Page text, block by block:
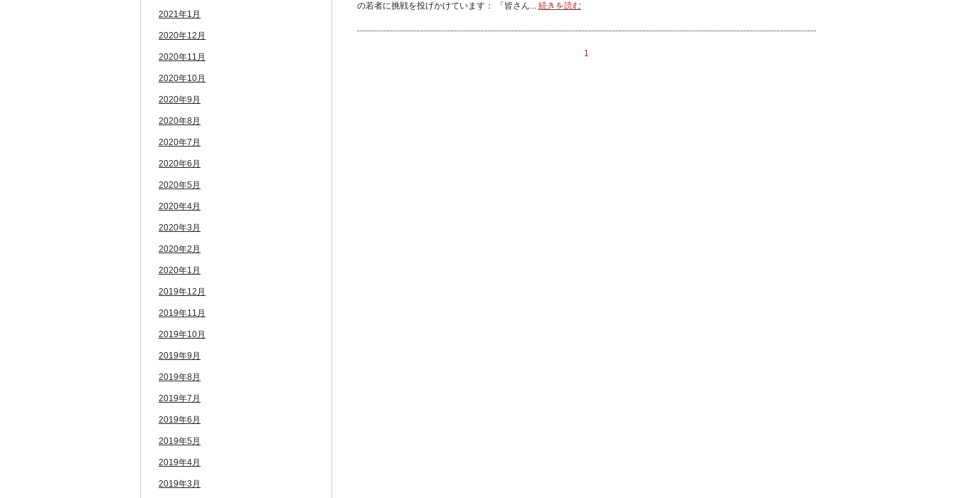
2021年1月
2020年12月
2020年11月
2020年10月
2020年9月
2020年8月
2020年7月
2020年6月
2020年5月
2020年4月
2020年3月
2020年2月
2020年1月
2019年12月
2019年11月
2019年10月
2019年9月
2019年8月
2019年7月
2019年6月
2019年5月
2019年4月
2019年3月
の若者に挑戦を投げかけています： 「皆さん... 続きを読む
1